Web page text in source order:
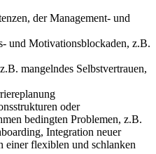
der Management- und
und Motivationsblockaden, z.B.
mangelndes Selbstvertrauen,
oder
bedingten Problemen, z.B.
Integration neuer
einer flexiblen und schlanken